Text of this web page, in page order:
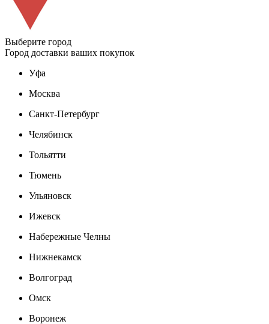
Выберите город
Город доставки ваших покупок
Уфа
Москва
Санкт-Петербург
Челябинск
Тольятти
Тюмень
Ульяновск
Ижевск
Набережные Челны
Нижнекамск
Волгоград
Омск
Воронеж